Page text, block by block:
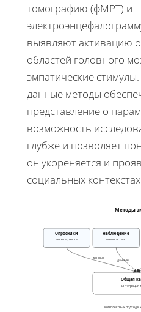
томографию (фМРТ) и
выявляют активацию
областей головного
эмпатические
данные методы
представление о
возможность
глубже и позволяет
он укореняется и
социальных
Методы
Опросники
анкеты, тесты
Наблюдение
мимика, тело
Общая
интеграция
данные
данные
комплексный подход к